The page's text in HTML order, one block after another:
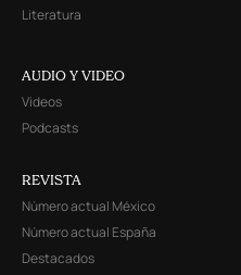
Literatura
AUDIO Y VIDEO
Videos
Podcasts
REVISTA
Número actual México
Número actual España
Destacados